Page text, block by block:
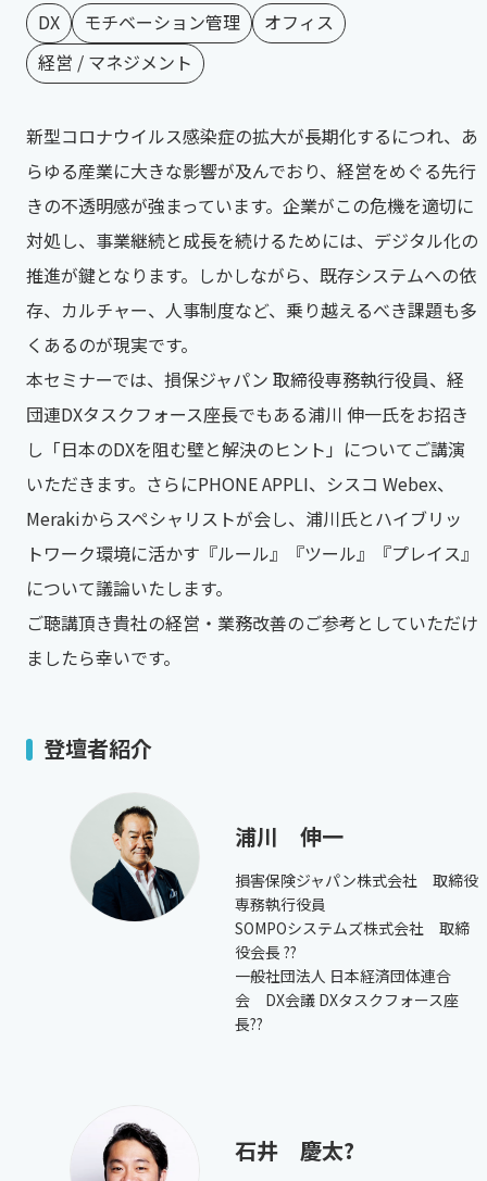
DX モチベーション管理
オフィス
経営 / マネジメント
新型コロナウイルス感染症の拡大が長期化するにつれ、あ
らゆる産業に大きな影響が及んでおり、経営をめぐる先行
きの不透明感が強まっています。企業がこの危機を適切に
対処し、事業継続と成長を続けるためには、デジタル化の
推進が鍵となります。しかしながら、既存システムへの依
存、カルチャー、人事制度など、乗り越えるべき課題も多
くあるのが現実です。
本セミナーでは、損保ジャパン 取締役専務執行役員、経
団連DXタスクフォース座長でもある浦川 伸一氏をお招き
し「日本のDXを阻む壁と解決のヒント」についてご講演
いただきます。さらにPHONE APPLI、シスコ Webex、
Merakiからスペシャリストが会し、浦川氏とハイブリッ
トワーク環境に活かす『ルール』『ツール』『プレイス』
について議論いたします。
ご聴講頂き貴社の経営・業務改善のご参考としていただけ
ましたら幸いです。
登壇者紹介
浦川 伸一
損害保険ジャパン株式会社 取締役
専務執行役員
SOMPOシステムズ株式会社 取締
役会長 ??
一般社団法人 日本経済団体連合
会 DX会議 DXタスクフォース座
長??
石井 慶太?